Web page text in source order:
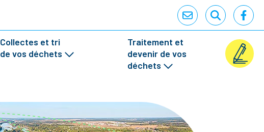
Collectes et tri
de vos déchets
Traitement et
devenir de vos
déchets